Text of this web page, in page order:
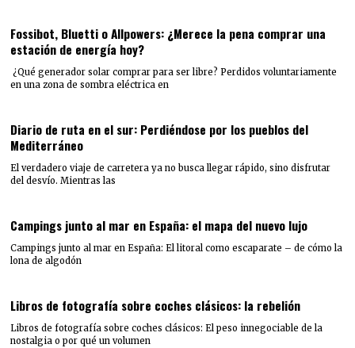
Fossibot, Bluetti o Allpowers: ¿Merece la pena comprar una
estación de energía hoy?
¿Qué generador solar comprar para ser libre? Perdidos voluntariamente
en una zona de sombra eléctrica en
Diario de ruta en el sur: Perdiéndose por los pueblos del
Mediterráneo
El verdadero viaje de carretera ya no busca llegar rápido, sino disfrutar
del desvío. Mientras las
Campings junto al mar en España: el mapa del nuevo lujo
Campings junto al mar en España: El litoral como escaparate – de cómo la
lona de algodón
Libros de fotografía sobre coches clásicos: la rebelión
Libros de fotografía sobre coches clásicos: El peso innegociable de la
nostalgia o por qué un volumen